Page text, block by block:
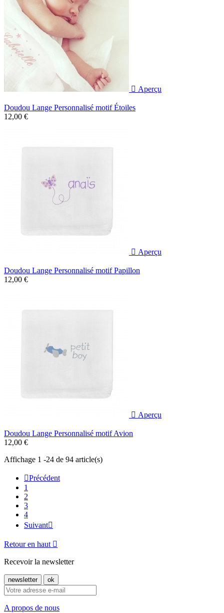
 Aperçu
Doudou Lange Personnalisé motif Étoiles
12,00 €
 Aperçu
Doudou Lange Personnalisé motif Papillon
12,00 €
 Aperçu
Doudou Lange Personnalisé motif Avion
12,00 €
Affichage 1 -24 de 94 article(s)
Précédent
1
2
3
4
Suivant
Retour en haut 
Recevoir la newsletter
A propos de nous